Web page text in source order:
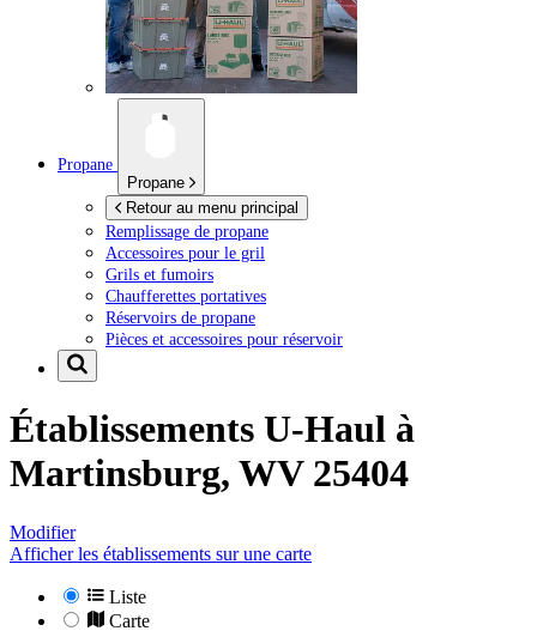
Propane
Propane
Retour au menu principal
Remplissage de propane
Accessoires pour le gril
Grils et fumoirs
Chaufferettes portatives
Réservoirs de propane
Pièces et accessoires pour réservoir
Établissements U-Haul à
Martinsburg, WV 25404
Modifier
Afficher les établissements sur une carte
Liste
Carte